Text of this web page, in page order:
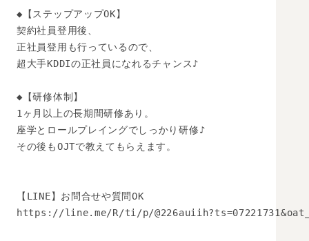
◆【ステップアップOK】
契約社員登用後、
正社員登用も行っているので、
超大手KDDIの正社員になれるチャンス♪
◆【研修体制】
1ヶ月以上の長期間研修あり。
座学とロールプレイングでしっかり研修♪
その後もOJTで教えてもらえます。
【LINE】お問合せや質問OK
https://line.me/R/ti/p/